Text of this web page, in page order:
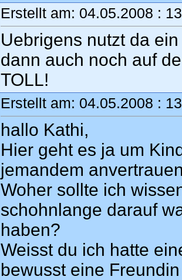
Erstellt am: 04.05.2008 :
Uebrigens nutzt da
dann auch noch auf
TOLL!
Erstellt am: 04.05.2008 :
hallo Kathi,
Hier geht es ja um
jemandem
Woher sollte ich
schohnlange darauf
haben?
Weisst du ich hatte
bewusst eine